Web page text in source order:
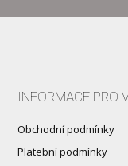
INFORMACE PRO
Obchodní podmínky
Platební podmínky